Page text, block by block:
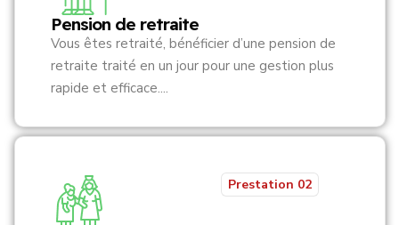
Pension de retraite
Vous êtes retraité, bénéficier d’une pension de
retraite traité en un jour pour une gestion plus
rapide et efficace....
Prestation 02